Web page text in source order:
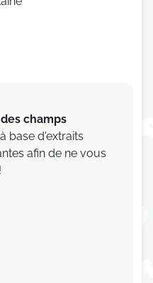
champs
base d'extraits
afin de ne vous